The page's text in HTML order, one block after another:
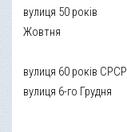
вулиця 50 років
Жовтня
вулиця 60 років СРСР
вулиця 6-го Грудня